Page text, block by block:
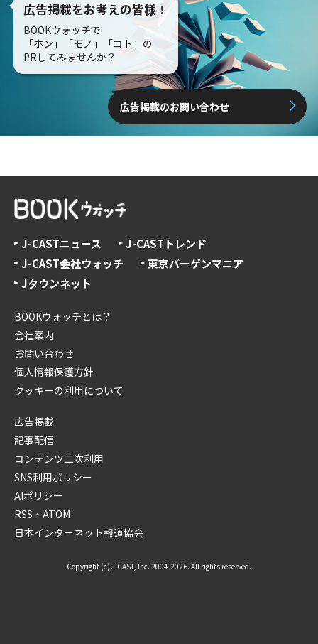
広告掲載をお考えの皆様！
BOOKウォッチで
「ホン」「モノ」「コト」の
PRしてみませんか？
広告掲載のお問い合わせ
J-CASTニュース
J-CASTトレンド
J-CAST会社ウォッチ
東京バーゲンマニア
Jタウンネット
BOOKウォッチとは？
会社案内
お問い合わせ
個人情報保護方針
クッキーの利用について
広告掲載
記事配信
コンテンツ二次利用
SNS利用ポリシー
AIポリシー
RSS・ATOM
日本インターネット報道協会
Copyright (c) J-CAST, Inc. 2004-2026. All rights reserved.